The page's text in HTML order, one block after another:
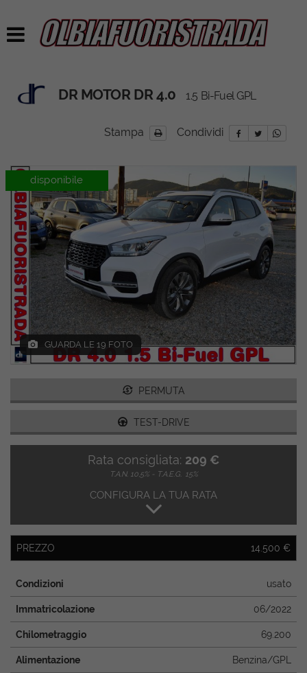
DR MOTOR DR 4.0 1.5 Bi-Fuel GPL
Stampa Condividi
disponibile
GUARDA LE 19 FOTO
PERMUTA
TEST-DRIVE
Rata consigliata: 209 €
T.A.N. 10,5% - T.A.E.G. 15%
CONFIGURA LA TUA RATA
PREZZO 14.500 €
Condizioni usato
Immatricolazione 06/2022
Chilometraggio 69.200
Alimentazione Benzina/GPL